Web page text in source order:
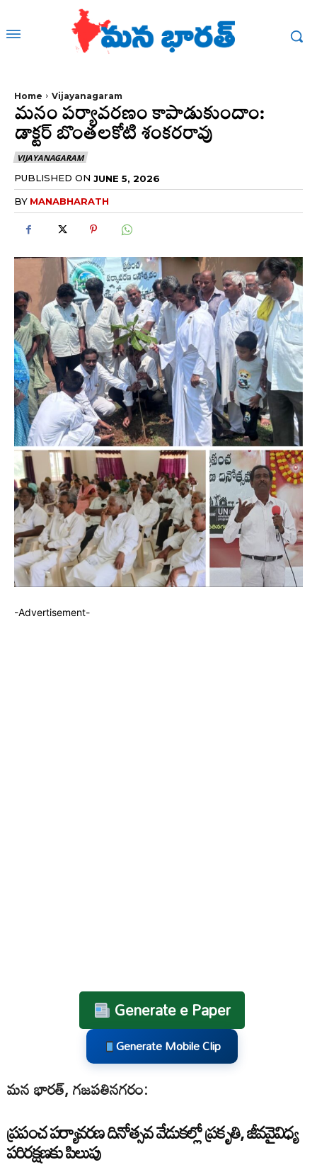
Home Vijayanagaram
మనం పర్యావరణం కాపాడుకుందాం:
డాక్టర్ బొంతలకోటి శంకరరావు
VIJAYANAGARAM
PUBLISHED ON JUNE 5, 2026
BY MANABHARATH
-Advertisement-
Generate e Paper
Generate Mobile Clip
మన భారత్, గజపతినగరం:
ప్రపంచ పర్యావరణ దినోత్సవ వేడుకల్లో ప్రకృతి, జీవవైవిధ్య
పరిరక్షణకు పిలుపు